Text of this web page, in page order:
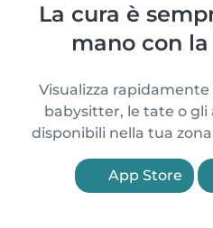
La cura è
mano con
Visualizza
babysitter, le tate o gli
disponibili nella tua
App Store